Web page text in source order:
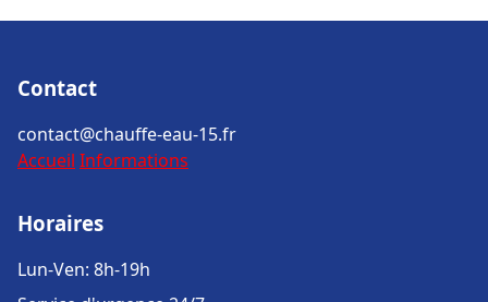
Contact
contact@chauffe-eau-15.fr
Accueil Informations
Horaires
Lun-Ven: 8h-19h